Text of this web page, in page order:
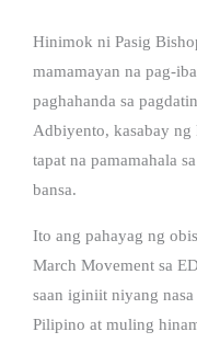
Hinimok ni Pasig
mamamayan na pag-
paghahanda sa
Adbiyento, kasabay ng
tapat na pamamahala
bansa.
Ito ang pahayag ng
March Movement sa
saan iginiit niyang nasa
Pilipino at muling